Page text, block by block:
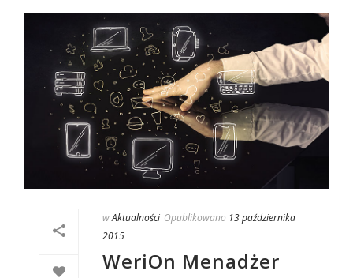
wAktualności Opublikowano 13 października
2015
WeriOn Menadżer